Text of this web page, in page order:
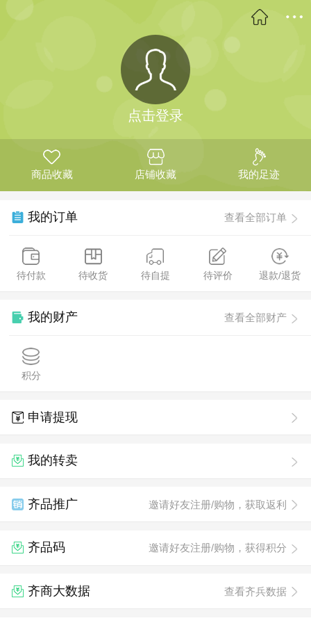
点击登录
商品收藏 店铺收藏 我的足迹
我的订单 查看全部订单
待付款 待收货 待自提 待评价 退款/退货
我的财产 查看全部财产
积分
申请提现
我的转卖
齐品推广 邀请好友注册/购物，获取返利
齐品码 邀请好友注册/购物，获得积分
齐商大数据 查看齐兵数据